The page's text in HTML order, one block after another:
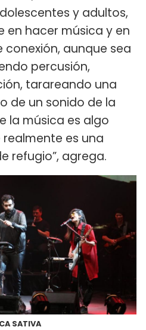
y adultos,
en hacer música y en
aunque sea
percusión,
tarareando una
de un sonido de la
la música es algo
es una
refugio”, agrega.
SATIVA